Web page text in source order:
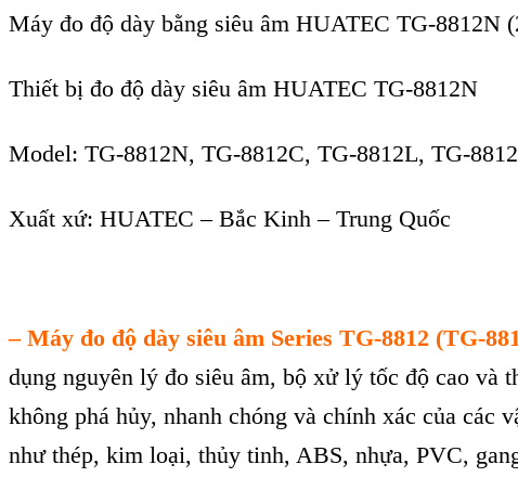
Máy đo độ dày bằng siêu âm HUATEC TG-8812N
Thiết bị đo độ dày siêu âm HUATEC TG-8812N
Model: TG-8812N, TG-8812C, TG-8812L, TG-
Xuất xứ: HUATEC –Bắc Kinh – Trung Quốc
– Máy đo độ dày siêu âm Series TG-8812 (TG-
dụng nguyên lý đo siêu âm, bộ xử lý tốc độ cao và
không phá hủy, nhanh chóng và chính xác của các v
như thép, kim loại, thủy tinh, ABS, nhựa, PVC,